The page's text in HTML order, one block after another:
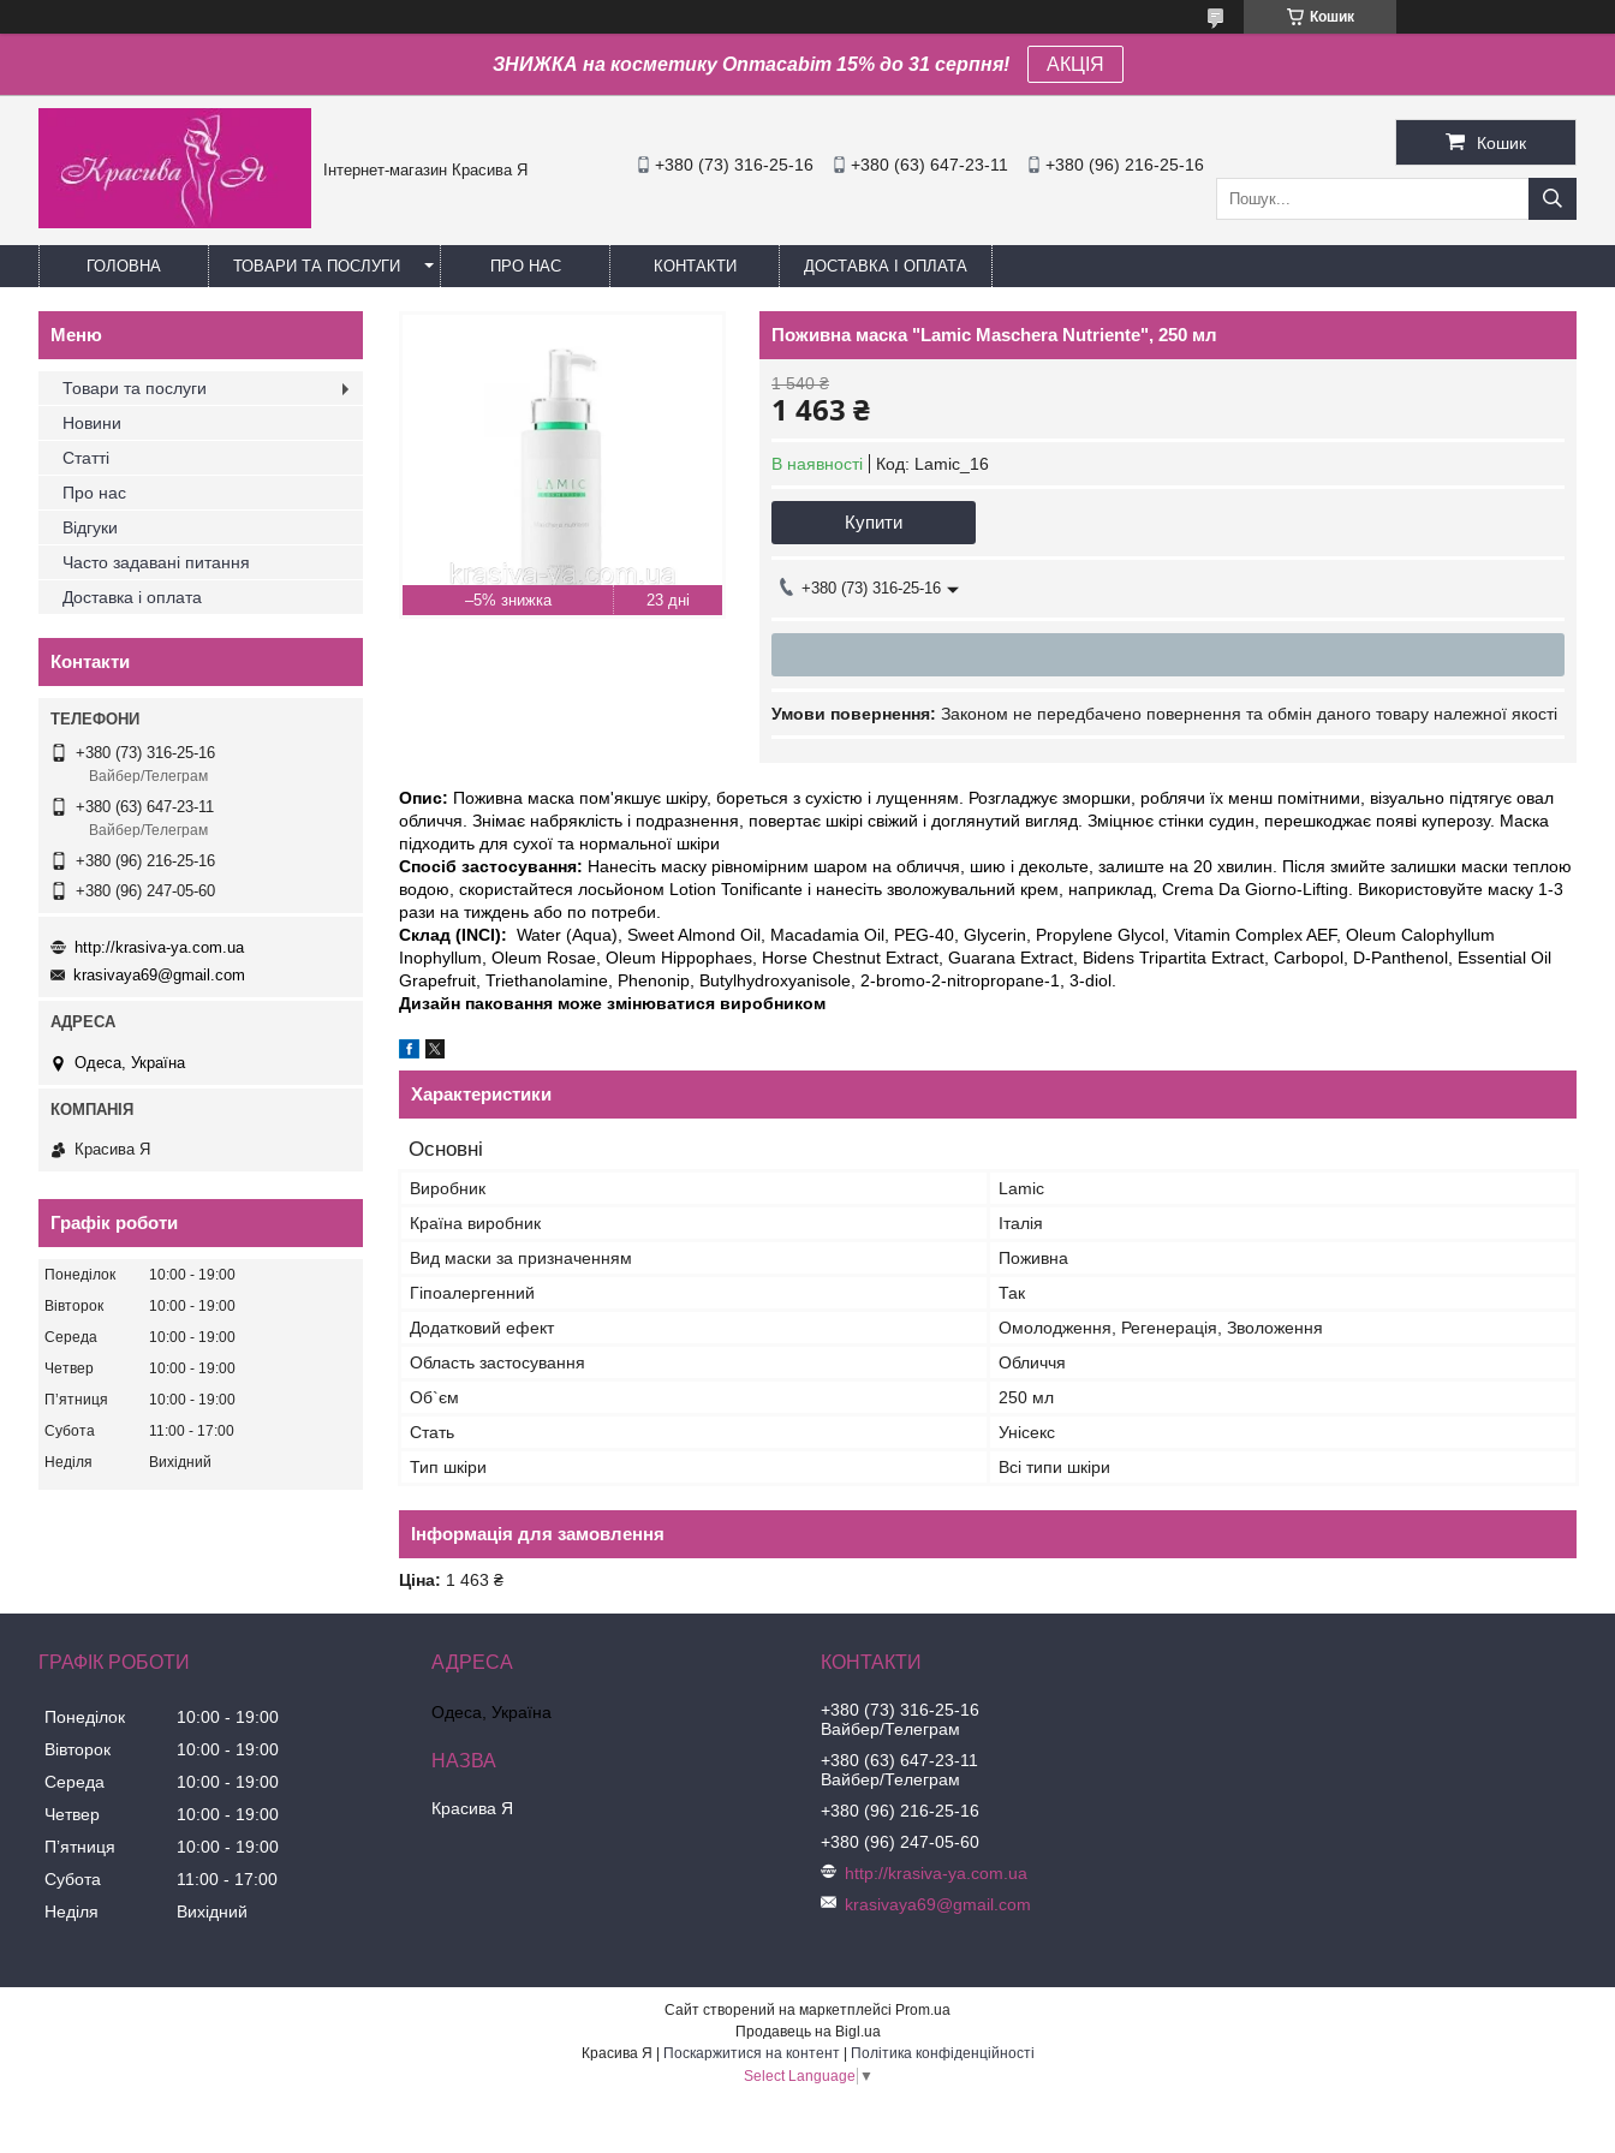
Кошик
ЗНИЖКА на косметику Onmacabim 15% до 31 серпня! АКЦІЯ
Інтернет-магазин Красива Я +380 (73) 316-25-16 +380 (63) 647-23-11 +380 (96) 216-25-16
Кошик
ГОЛОВНА ТОВАРИ ТА ПОСЛУГИ ПРО НАС КОНТАКТИ ДОСТАВКА І ОПЛАТА
–5% 23 дні
Поживна маска "Lamic Maschera Nutriente", 250 мл
1 540 ₴
1 463 ₴
В наявності Код: Lamic_16
Купити
+380 (73) 316-25-16
Законом не передбачено повернення та обмін даного товару належної якості
Опис: Поживна маска пом'якшує шкіру, бореться з сухістю і лущенням. Розгладжує зморшки, роблячи їх менш помітними, візуально підтягує овал
обличчя. Знімає набряклість і подразнення, повертає шкірі свіжий і доглянутий вигляд. Зміцнює стінки судин, перешкоджає появі куперозу. Маска
підходить для сухої та нормальної шкіри
Спосіб застосування: Нанесіть маску рівномірним шаром на обличчя, шию і декольте, залиште на 20 хвилин. Після змийте залишки маски теплою
водою, скористайтеся лосьйоном Lotion Tonificante і нанесіть зволожувальний крем, наприклад, Crema Da Giorno-Lifting. Використовуйте маску 1-3
рази на тиждень або по потреби.
Склад (INCI): Water (Aqua), Sweet Almond Oil, Macadamia Oil, PEG-40, Glycerin, Propylene Glycol, Vitamin Complex AEF, Oleum Calophyllum
Inophyllum, Oleum Rosae, Oleum Hippophaes, Horse Chestnut Extract, Guarana Extract, Bidens Tripartita Extract, Carbopol, D-Panthenol, Essential Oil
Grapefruit, Triethanolamine, Phenonip, Butylhydroxyanisole, 2-bromo-2-nitropropane-1, 3-diol.
Дизайн паковання може змінюватися виробником
Характеристики
Основні
Виробник
Lamic
Країна виробник
Італія
Вид маски за призначенням
Поживна
Гіпоалергенний
Так
Додатковий ефект
Омолодження, Регенерація, Зволоження
Область застосування
Обличчя
Об`єм
250 мл
Стать
Унісекс
Тип шкіри
Всі типи шкіри
Інформація для замовлення
Ціна: 1 463 ₴
Товари та послуги
Новини
Статті
Про нас
Відгуки
Часто задавані питання
Доставка і оплата
Контакти
+380 (73) 316-25-16
Вайбер/Телеграм
+380 (63) 647-23-11
Вайбер/Телеграм
+380 (96) 216-25-16
+380 (96) 247-05-60
http://krasiva-ya.com.ua
krasivaya69@gmail.com
Одеса, Україна
Красива Я
Графік роботи
Понеділок 10:00
19:00
Вівторок
10:00
19:00
Середа
10:00
19:00
Четвер
10:00
19:00
Пʼятниця
10:00
19:00
Субота
11:00
17:00
Неділя
Вихідний
ГРАФІК РОБОТИ
Понеділок 10:00
19:00
Вівторок
10:00
19:00
Середа
10:00
19:00
Четвер
10:00
19:00
Пʼятниця
10:00
19:00
Субота
11:00
17:00
Неділя
Вихідний
Одеса, Україна
Красива Я
+380 (73) 316-25-16
Вайбер/Телеграм
+380 (63) 647-23-11
Вайбер/Телеграм
+380 (96) 216-25-16
+380 (96) 247-05-60
http://krasiva-ya.com.ua
krasivaya69@gmail.com
Сайт створений на маркетплейсі Prom.ua
Продавець на Bigl.ua
Поскаржитися на контент
Політика конфіденційності
Select Language ▼